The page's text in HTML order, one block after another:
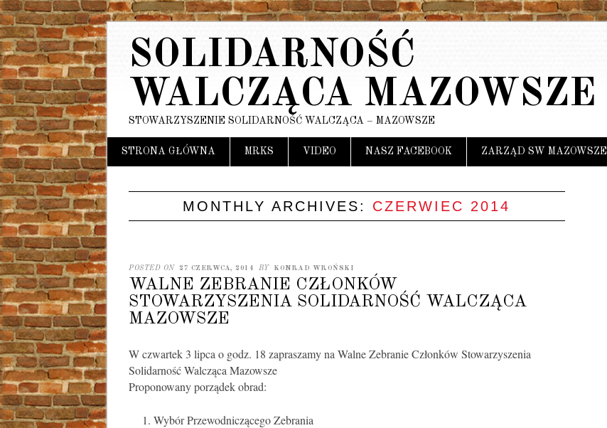
SOLIDARNOŚĆ
WALCZĄCA MAZOWSZE
STOWARZYSZENIE SOLIDARNOŚĆ WALCZĄCA – MAZOWSZE
Main menu
SkipSTRONA GŁÓWNA MRKS VIDEO NASZ FACEBOOK ZARZĄD SW MAZOWSZE
MONTHLY ARCHIVES: CZERWIEC 2014
POSTED ON 27 CZERWCA, 2014 BY KONRAD WROŃSKI
WALNE ZEBRANIE CZŁONKÓW
STOWARZYSZENIA SOLIDARNOŚĆ WALCZĄCA
MAZOWSZE
W czwartek 3 lipca o godz. 18 zapraszamy na Walne Zebranie Członków Stowarzyszenia
Solidarność Walcząca Mazowsze
Proponowany porządek obrad:
Wybór Przewodniczącego Zebrania